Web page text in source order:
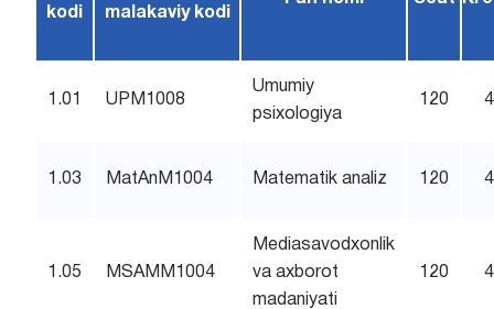
kodi
malakaviy kodi
1.01 UPM1008
Umumiy
psixologiya
120 4
1.03 MatAnM1004 Matematik analiz 120 4
1.05 MSAMM1004
Mediasavodxonlik
va axborot
madaniyati
120 4